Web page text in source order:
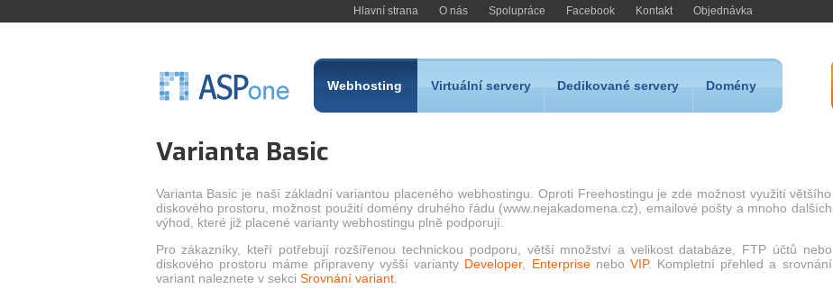
Hlavní strana O nás Spolupráce Facebook Kontakt Objednávka
Webhosting Virtuální servery Dedikované servery Domény
Varianta Basic
Varianta Basic je naší základní variantou placeného webhostingu. Oproti Freehostingu je zde možnost využití většího
diskového prostoru, možnost použití domény druhého řádu (www.nejakadomena.cz), emailové pošty a mnoho dalších
výhod, které již placené varianty webhostingu plně podporují.
Pro zákazníky, kteří potřebují rozšířenou technickou podporu, větší množství a velikost databáze, FTP účtů nebo
diskového prostoru máme připraveny vyšší varianty Developer, Enterprisenebo VIP. Kompletní přehled a srovnání
variant naleznete v sekci Srovnání variant.